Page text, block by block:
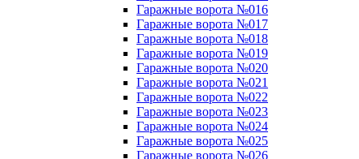
Гаражные ворота №016
Гаражные ворота №017
Гаражные ворота №018
Гаражные ворота №019
Гаражные ворота №020
Гаражные ворота №021
Гаражные ворота №022
Гаражные ворота №023
Гаражные ворота №024
Гаражные ворота №025
Гаражные ворота №026